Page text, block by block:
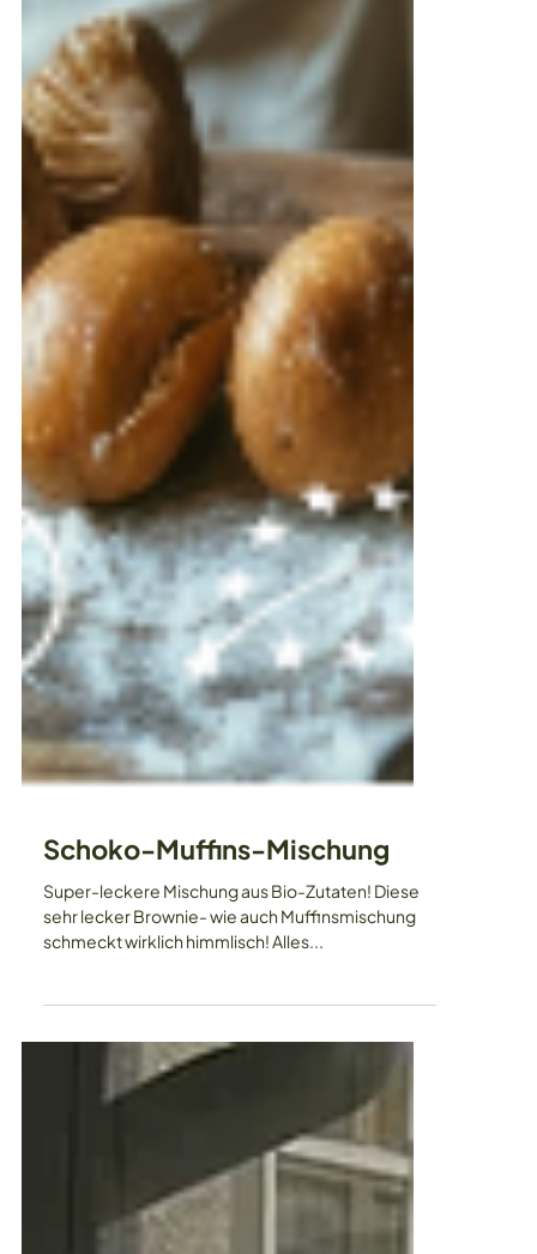
Schoko-Muffins-Mischung
Super-leckere Mischung aus Bio-Zutaten! Diese
sehr lecker Brownie- wie auch Muffinsmischung
schmeckt wirklich himmlisch! Alles...